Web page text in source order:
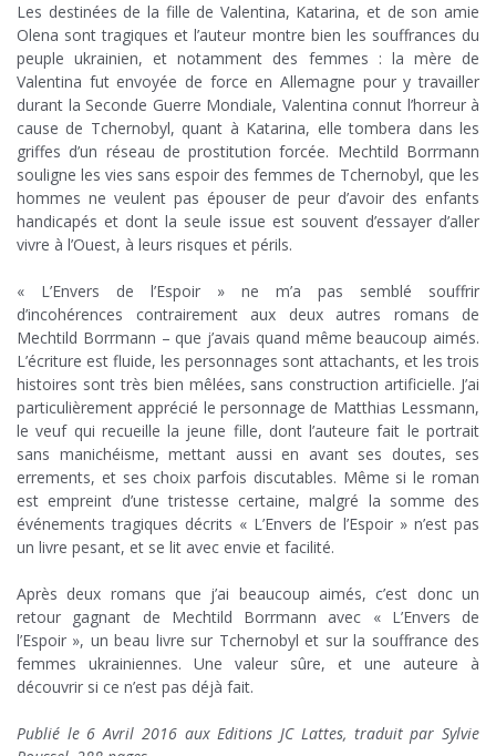
Les destinées de la fille de Valentina, Katarina, et de son amie
Olena sont tragiques et l’auteur montre bien les souffrances du
peuple ukrainien, et notamment des femmes : la mère de
Valentina fut envoyée de force en Allemagne pour y travailler
durant la Seconde Guerre Mondiale, Valentina connut l’horreur à
cause de Tchernobyl, quant à Katarina, elle tombera dans les
griffes d’un réseau de prostitution forcée. Mechtild Borrmann
souligne les vies sans espoir des femmes de Tchernobyl, que les
hommes ne veulent pas épouser de peur d’avoir des enfants
handicapés et dont la seule issue est souvent d’essayer d’aller
vivre à l’Ouest, à leurs risques et périls.
« L’Envers de l’Espoir » ne m’a pas semblé souffrir
d’incohérences contrairement aux deux autres romans de
Mechtild Borrmann – que j’avais quand même beaucoup aimés.
L’écriture est fluide, les personnages sont attachants, et les trois
histoires sont très bien mêlées, sans construction artificielle. J’ai
particulièrement apprécié le personnage de Matthias Lessmann,
le veuf qui recueille la jeune fille, dont l’auteure fait le portrait
sans manichéisme, mettant aussi en avant ses doutes, ses
errements, et ses choix parfois discutables. Même si le roman
est empreint d’une tristesse certaine, malgré la somme des
événements tragiques décrits « L’Envers de l’Espoir » n’est pas
un livre pesant, et se lit avec envie et facilité.
Après deux romans que j’ai beaucoup aimés, c’est donc un
retour gagnant de Mechtild Borrmann avec « L’Envers de
l’Espoir », un beau livre sur Tchernobyl et sur la souffrance des
femmes ukrainiennes. Une valeur sûre, et une auteure à
découvrir si ce n’est pas déjà fait.
Publié le 6 Avril 2016 aux Editions JC Lattes, traduit par Sylvie